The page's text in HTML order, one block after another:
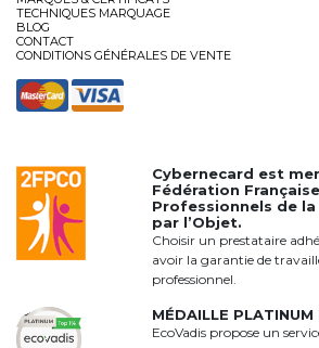
TECHNIQUES MARQUAGE
BLOG
CONTACT
CONDITIONS GÉNÉRALES DE VENTE
Cybernecard est
Fédération
Professionnels de
par l’Objet.
Choisir un prestataire
avoir la garantie de
professionnel.
MÉDAILLE PLATINUM
EcoVadis propose un